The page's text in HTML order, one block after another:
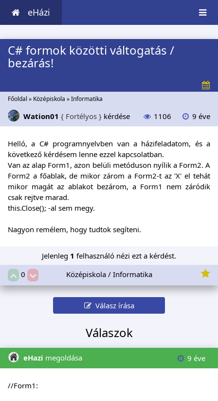
eHázi
C# formok közötti váltogatás /
bezárás!
Főoldal » Középiskola »Informatika
Wation01 { Fortélyos } kérdése 1106 9 éve
Helló, a C# programnyelvben van a házifeladatom, és a
következő kérdésem lenne ezzel kapcsolatban.
Van az alap Form1, azon belüli metóduson nyílik a Form2. A
Form2 a főablak, de mikor zárom a Form2-t az 'X' el tehát
mikor magát az ablakot bezárom, a Form1 nem záródik
csak rejtve marad.
this.Close(); -al sem megy.
Nagyon remélem, hogy tudtok segíteni.
Jelenleg 1 felhasználó nézi ezt a kérdést.
0
Középiskola / Informatika
Válasz írása
Válaszok
eHazi megoldása 9 éve
//Form1: